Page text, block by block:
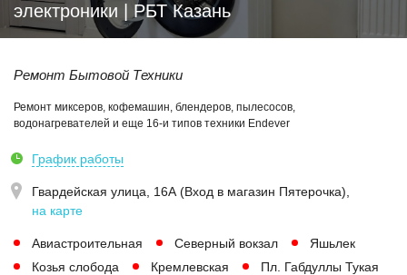
электроники | РБТ Казань
Ремонт Бытовой Техники
Ремонт миксеров, кофемашин, блендеров, пылесосов,
водонагревателей и еще 16-и типов техники Endever
График работы
Гвардейская улица, 16А (Вход в магазин Пятерочка)
на карте
Авиастроительная Северный вокзал
Яшьлек
Козья слобода
Кремлевская
Пл. Габдуллы Тукая